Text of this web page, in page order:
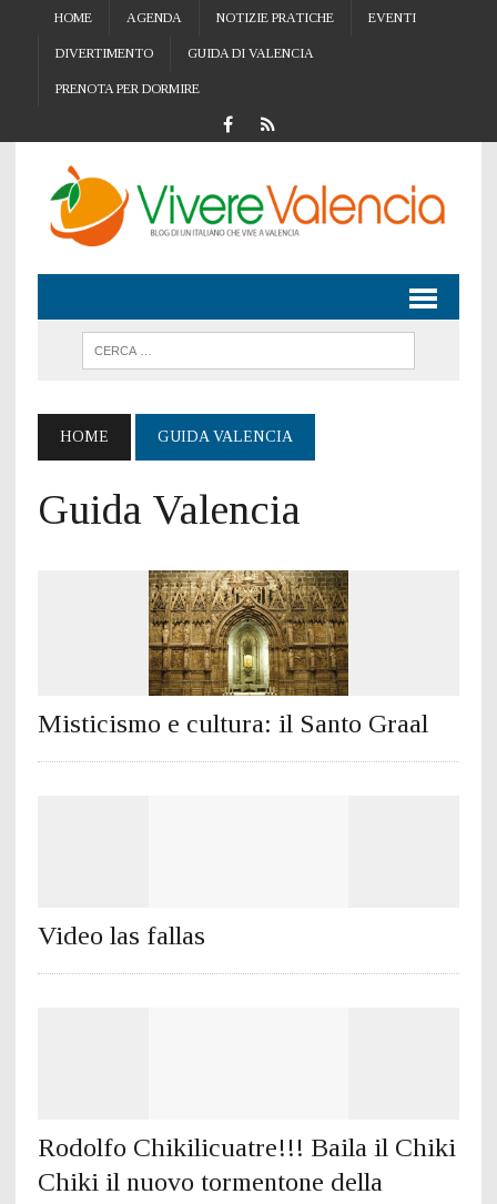
HOME AGENDA NOTIZIE PRATICHE EVENTI
DIVERTIMENTO GUIDA DI VALENCIA
PRENOTA PER DORMIRE
HOME GUIDA VALENCIA
Guida Valencia
Misticismo e cultura: il Santo Graal
Video las fallas
Rodolfo Chikilicuatre!!! Baila il Chiki
Chiki il nuovo tormentone della